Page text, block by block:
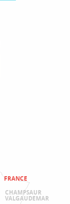
FRANCE
CHAMPSAUR
VALGAUDEMAR